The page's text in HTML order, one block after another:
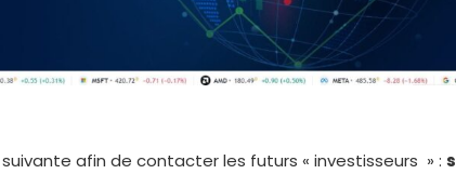
afin de contacter les futurs « investisseurs » :